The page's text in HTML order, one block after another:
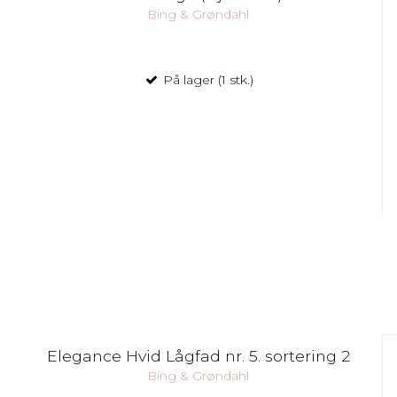
Bing & Grøndahl
På lager (1 stk.)
Elegance Hvid Lågfad nr. 5. sortering 2
Bing & Grøndahl